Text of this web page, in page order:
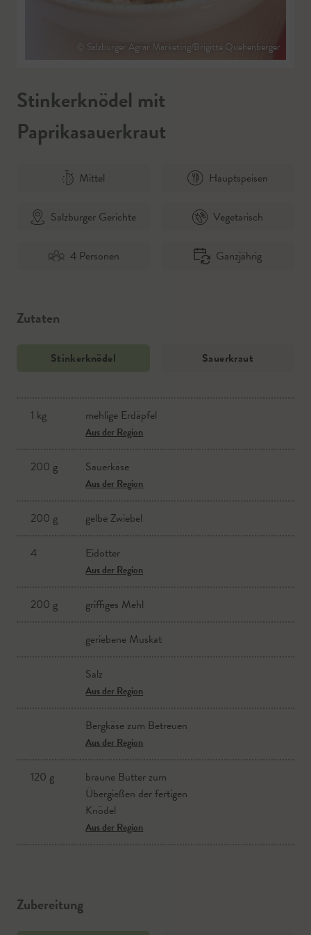
© Salzburger Agrar Marketing/Brigitte Quehenberger
Stinkerknödel mit
Paprikasauerkraut
Mittel Hauptspeisen
Salzburger Gerichte Vegetarisch
4 Personen Ganzjährig
Zutaten
Stinkerknödel Sauerkraut
1 kg mehlige Erdäpfel
Aus der Region
200 g Sauerkäse
Aus der Region
200 g gelbe Zwiebel
4 Eidotter
Aus der Region
200 g griffiges Mehl
geriebene Muskat
Salz
Aus der Region
Bergkäse zum Betreuen
Aus der Region
120 g
braune Butter zum
Übergießen der fertigen
Knödel
Aus der Region
Sauerkraut
Aus der Region
Paprikapulver
Aus der Region
Aus der Region
Aus der Region
Zubereitung